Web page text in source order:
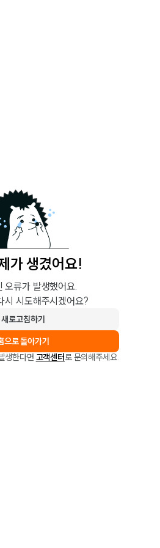
가 생겼어요!
오류가 발생했어요.
시 시도해주시겠어요?
새로고침하기
으로 돌아가기
생한다면 고객센터로 문의해주세요.